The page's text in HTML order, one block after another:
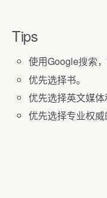
Tips
使用Google搜索
优先选择书。
优先选择英文媒体
优先选择专业权威